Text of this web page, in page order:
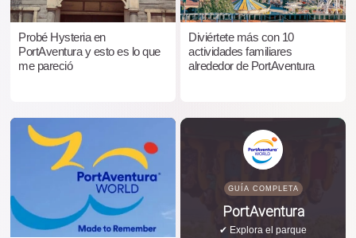
Probé Hysteria en
PortAventura y esto es lo que
me pareció
Diviértete más con 10
actividades familiares
alrededor de PortAventura
GUÍA COMPLETA
PortAventura
✔ Explora el parque